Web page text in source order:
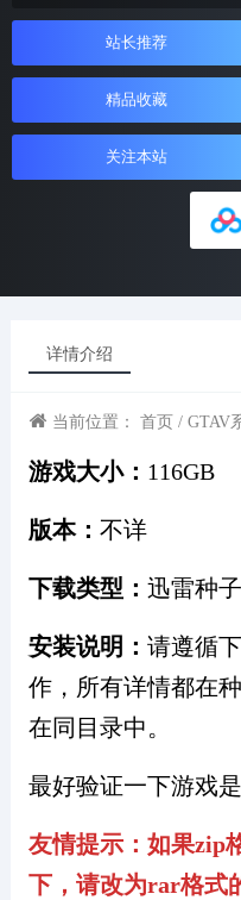
站长推荐
精品收藏
关注本站
详情介绍
当前位置： 首页 / GTAV
游戏大小： 116GB
版本： 不详
下载类型： 迅雷种子
安装说明： 请遵循
作，所有详情都在
在同目录中。
最好验证一下游戏是
友情提示：如果zip
下，请改为rar格式